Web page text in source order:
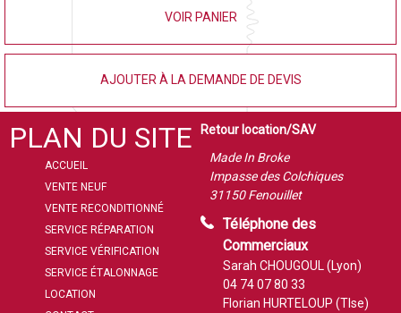
VOIR PANIER
AJOUTER À LA DEMANDE DE DEVIS
PLAN DU SITE
ACCUEIL
VENTE NEUF
VENTE RECONDITIONNÉ
SERVICE RÉPARATION
SERVICE VÉRIFICATION
SERVICE ÉTALONNAGE
LOCATION
Retour location/SAV
Made In Broke
Impasse des Colchiques
31150 Fenouillet
Téléphone des
Commerciaux
Sarah CHOUGOUL (Lyon)
04 74 07 80 33
Florian HURTELOUP (Tlse)